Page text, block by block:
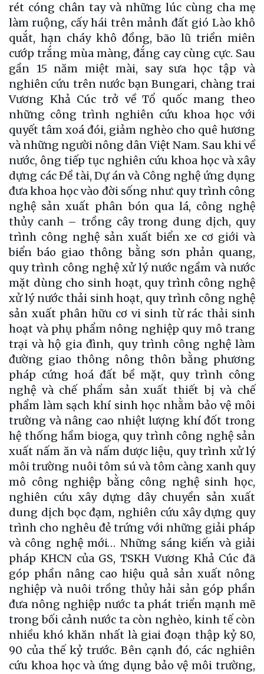
rét cóng chân tay và những lúc cùng cha mẹ
làm ruộng, cấy hái trên mảnh đất gió Lào khô
quắt, hạn cháy khô đồng, bão lũ triền miên
cướp trắng mùa màng, đắng cay cùng cực. Sau
gần 15 năm miệt mài, say sưa học tập và
nghiên cứu trên nước bạn Bungari, chàng trai
Vương Khả Cúc trở về Tổ quốc mang theo
những công trình nghiên cứu khoa học với
quyết tâm xoá đói, giảm nghèo cho quê hương
và những người nông dân Việt Nam. Sau khi về
nước, ông tiếp tục nghiên cứu khoa học và xây
dựng các Đề tài, Dự án và Công nghệ ứng dụng
đưa khoa học vào đời sống như: quy trình công
nghệ sản xuất phân bón qua lá, công nghệ
thủy canh – trồng cây trong dung dịch, quy
trình công nghệ sản xuất biển xe cơ giới và
biển báo giao thông bằng sơn phản quang,
quy trình công nghệ xử lý nước ngầm và nước
mặt dùng cho sinh hoạt, quy trình công nghệ
xử lý nước thải sinh hoạt, quy trình công nghệ
sản xuất phân hữu cơ vi sinh từ rác thải sinh
hoạt và phụ phẩm nông nghiệp quy mô trang
trại và hộ gia đình, quy trình công nghệ làm
đường giao thông nông thôn bằng phương
pháp cứng hoá đất bề mặt, quy trình công
nghệ và chế phẩm sản xuất thiết bị và chế
phẩm làm sạch khí sinh học nhằm bảo vệ môi
trường và nâng cao nhiệt lượng khí đốt trong
hệ thống hầm bioga, quy trình công nghệ sản
xuất nấm ăn và nấm dược liệu, quy trình xử lý
môi trường nuôi tôm sú và tôm càng xanh quy
mô công nghiệp bằng công nghệ sinh học,
nghiên cứu xây dựng dây chuyền sản xuất
dung dịch bọc đạm, nghiên cứu xây dựng quy
trình cho nghêu đẻ trứng với những giải pháp
và công nghệ mới… Những sáng kiến và giải
pháp KHCN của GS, TSKH Vương Khả Cúc đã
góp phần nâng cao hiệu quả sản xuất nông
nghiệp và nuôi trồng thủy hải sản góp phần
đưa nông nghiệp nước ta phát triển mạnh mẽ
trong bối cảnh nước ta còn nghèo, kinh tế còn
nhiều khó khăn nhất là giai đoạn thập kỷ 80,
90 của thế kỷ trước. Bên cạnh đó, các nghiên
cứu khoa học và ứng dụng bảo vệ môi trường,